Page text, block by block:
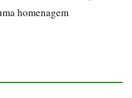
homenagem